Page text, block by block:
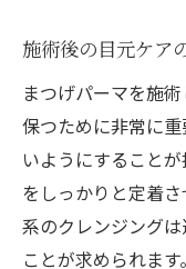
施術後の目元ケア
まつげパーマを施
保つために非常に
いようにすること
をしっかりと定着
系のクレンジング
ことが求められま